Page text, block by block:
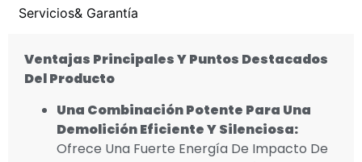
Servicios& Garantía
Ventajas Principales Y Puntos Destacados
Del Producto
Una Combinación Potente Para Una
Demolición Eficiente Y Silenciosa:
Ofrece Una Fuerte Energía De Impacto De